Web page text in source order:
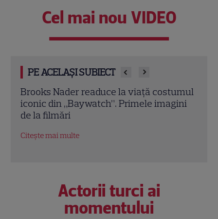
Cel mai nou VIDEO
PE ACELAȘI SUBIECT
Demet Özdemir, vedeta din „Fata din
vis”, are o poveste impresionantă. Cum a
ajuns una dintre cele mai iubite actrițe
Actorii turci ai
momentului